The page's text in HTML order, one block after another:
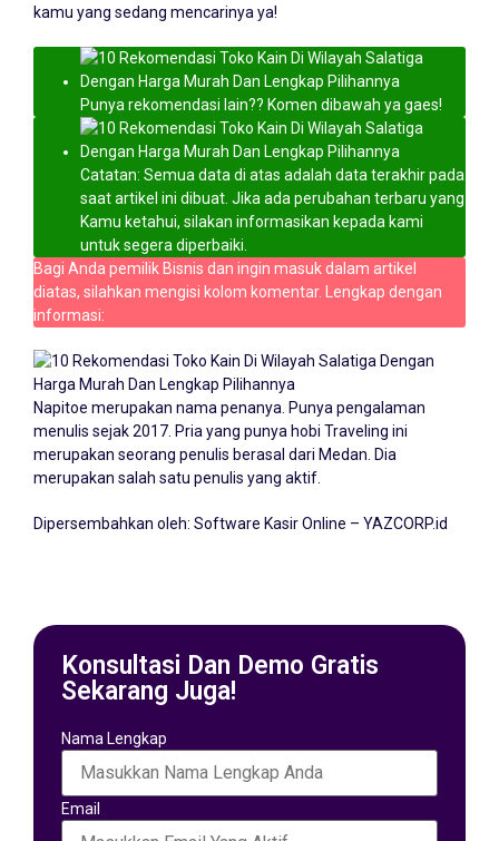
kamu yang sedang mencarinya ya!
Punya rekomendasi lain?? Komen dibawah ya gaes!
Catatan: Semua data di atas adalah data terakhir pada
saat artikel ini dibuat. Jika ada perubahan terbaru yang
Kamu ketahui, silakan informasikan kepada kami
untuk segera diperbaiki.
Bagi Anda pemilik Bisnis dan ingin masuk dalam artikel
diatas, silahkan mengisi kolom komentar. Lengkap dengan
informasi:
Napitoe merupakan nama penanya. Punya pengalaman
menulis sejak 2017. Pria yang punya hobi Traveling ini
merupakan seorang penulis berasal dari Medan. Dia
merupakan salah satu penulis yang aktif.
Dipersembahkan oleh: Software Kasir Online – YAZCORP.id
Konsultasi Dan Demo Gratis
Sekarang Juga!
Nama Lengkap
Email